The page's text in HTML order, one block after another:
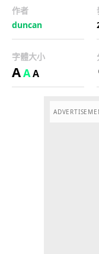
作者
duncan
字體大小
AAA